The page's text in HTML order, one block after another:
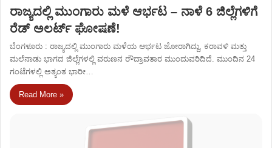
ರಾಜ್ಯದಲ್ಲಿ ಮುಂಗಾರು ಮಳೆ ಆರ್ಭಟ – ನಾಳೆ 6 ಜಿಲ್ಲೆಗಳಿಗೆ
ರೆಡ್‌ ಅಲರ್ಟ್‌ ಘೋಷಣೆ!
ಬೆಂಗಳೂರು : ರಾಜ್ಯದಲ್ಲಿ ಮುಂಗಾರು ಮಳೆಯ ಆರ್ಭಟ ಜೋರಾಗಿದ್ದು, ಕರಾವಳಿ ಮತ್ತು
ಮಲೆನಾಡು ಭಾಗದ ಜಿಲ್ಲೆಗಳಲ್ಲಿ ವರುಣನ ರೌದ್ರಾವತಾರ ಮುಂದುವರಿದಿದೆ. ಮುಂದಿನ 24
ಗಂಟೆಗಳಲ್ಲಿ ಅತ್ಯಂತ ಭಾರೀ…
Read More »